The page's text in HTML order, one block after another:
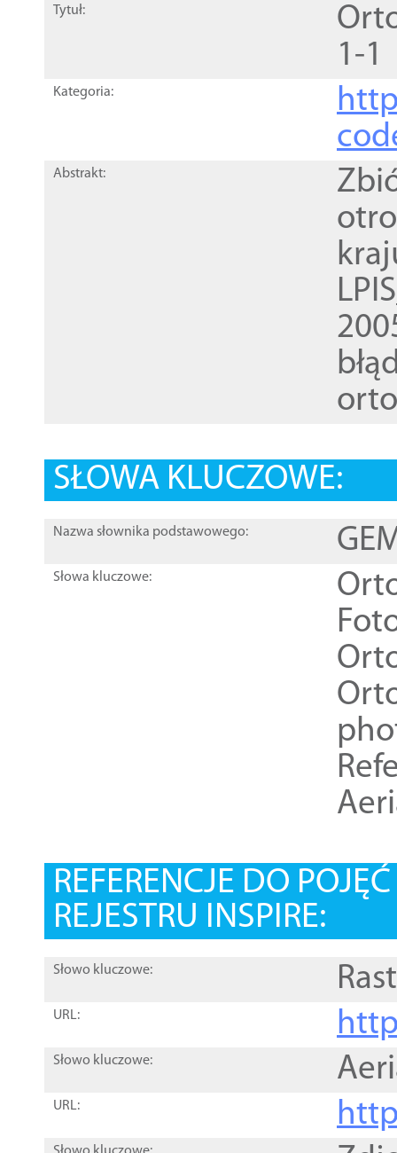
Tytuł:
1-1
Kategoria:
Abstrakt:
SŁOWA KLUCZOWE:
Nazwa słownika podstawowego:
Słowa kluczowe:
REFERENCJE DO
REJESTRU INSPIRE:
Słowo kluczowe:
URL:
Słowo kluczowe:
URL: